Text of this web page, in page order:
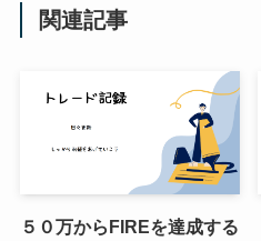
関連記事
５０万からFIREを達成する